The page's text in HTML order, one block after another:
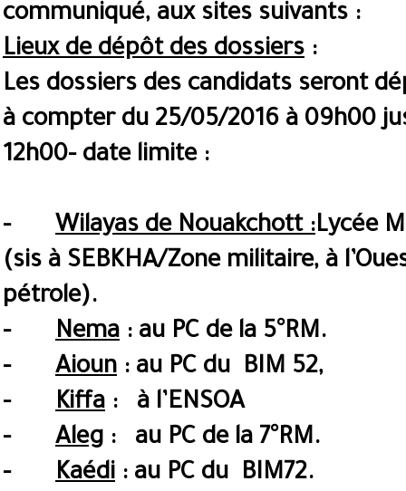
communiqué, aux sites suivants :
Lieux de dépôt des dossiers :
Les dossiers des candidats seront
à compter du 25/05/2016 à 09h00
12h00- date limite :
- Wilayas de Nouakchott :Lycée
(sis à SEBKHA/Zone militaire, à
pétrole).
- Nema : au PC de la 5°RM.
- Aioun : au PC du BIM 52,
- Kiffa : à l’ENSOA
- Aleg : au PC de la 7°RM.
- Kaédi : au PC du BIM72.